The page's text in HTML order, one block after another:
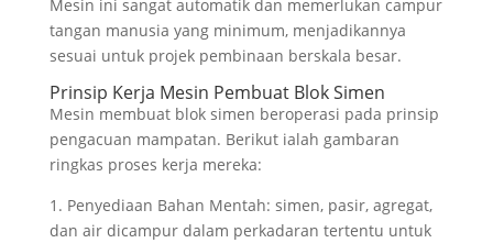
Mesin ini sangat automatik dan memerlukan campur
tangan manusia yang minimum, menjadikannya
sesuai untuk projek pembinaan berskala besar.
Prinsip Kerja Mesin Pembuat Blok Simen
Mesin membuat blok simen beroperasi pada prinsip
pengacuan mampatan. Berikut ialah gambaran
ringkas proses kerja mereka:
1. Penyediaan Bahan Mentah: simen, pasir, agregat,
dan air dicampur dalam perkadaran tertentu untuk